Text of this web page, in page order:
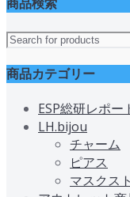
商品カテゴリー
ESP総研レポー
LH.bijou
チャーム
ピアス
マスクス